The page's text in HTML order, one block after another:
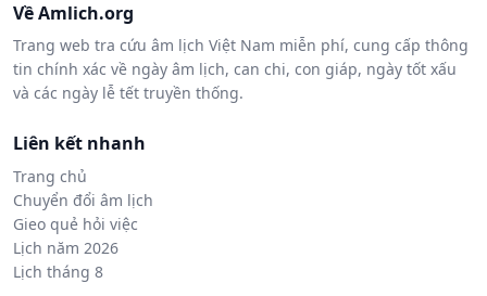
Về Amlich.org
Trang web tra cứu âm lịch Việt Nam miễn phí, cung cấp thông
tin chính xác về ngày âm lịch, can chi, con giáp, ngày tốt xấu
và các ngày lễ tết truyền thống.
Liên kết nhanh
Trang chủ
Chuyển đổi âm lịch
Gieo quẻ hỏi việc
Lịch năm 2026
Lịch tháng 8